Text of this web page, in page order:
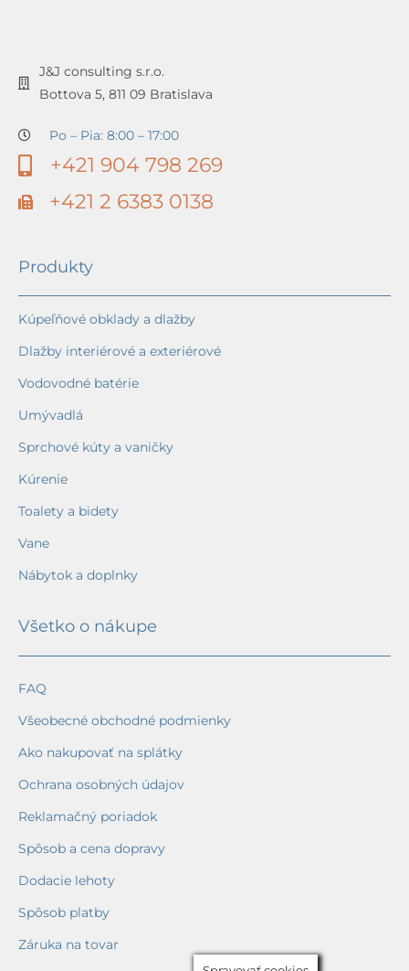
J&J consulting s.r.o.
Bottova 5, 811 09 Bratislava
Po – Pia: 8:00 – 17:00
+421 904 798 269
+421 2 6383 0138
Produkty
Kúpeľňové obklady a dlažby
Dlažby interiérové a exteriérové
Vodovodné batérie
Umývadlá
Sprchové kúty a vaničky
Kúrenie
Toalety a bidety
Vane
Nábytok a doplnky
Všetko o nákupe
FAQ
Všeobecné obchodné podmienky
Ako nakupovať na splátky
Ochrana osobných údajov
Reklamačný poriadok
Spôsob a cena dopravy
Dodacie lehoty
Spôsob platby
Záruka na tovar